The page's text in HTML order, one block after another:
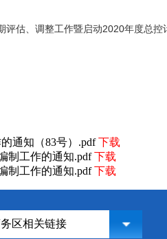
估、调整工作暨启动2020年度总控
通知（83号）.pdf 下载
制工作的通知.pdf 下载
制工作的通知.pdf 下载